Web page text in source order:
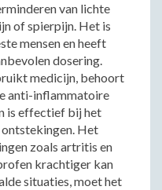
van lichte
of spierpijn. Het is
mensen en heeft
dosering.
medicijn, behoort
anti-inflammatoire
is effectief bij het
ontstekingen. Het
zoals artritis en
krachtiger kan
situaties, moet het